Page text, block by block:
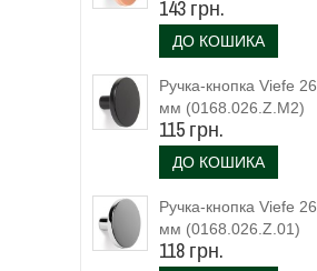
143 грн.
ДО КОШИКА
Ручка-кнопка Viefe 26
мм (0168.026.Z.M2)
чорний матовий
115 грн.
ДО КОШИКА
Ручка-кнопка Viefe 26
мм (0168.026.Z.01)
118 грн.